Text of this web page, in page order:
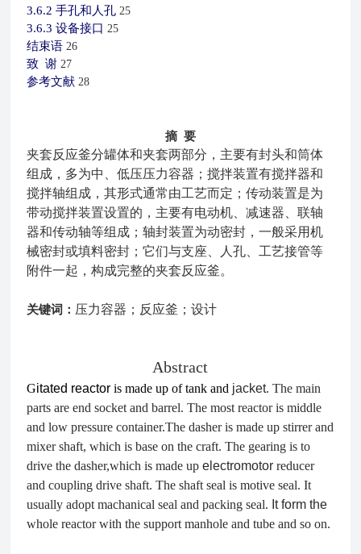
3.6.2 手孔和人孔 25
3.6.3 设备接口 25
结束语 26
致 谢 27
参考文献 28
摘 要
夹套反应釜分罐体和夹套两部分，主要有封头和筒体
组成，多为中、低压压力容器；搅拌装置有搅拌器和
搅拌轴组成，其形式通常由工艺而定；传动装置是为
带动搅拌装置设置的，主要有电动机、减速器、联轴
器和传动轴等组成；轴封装置为动密封，一般采用机
械密封或填料密封；它们与支座、人孔、工艺接管等
附件一起，构成完整的夹套反应釜。
关键词： 压力容器；反应釜；设计
Abstract
Gitated reactor is made up of tank and jacket. The main
parts are end socket and barrel. The most reactor is middle
and low pressure container.The dasher is made up stirrer and
mixer shaft, which is base on the craft. The gearing is to
drive the dasher,which is made upelectromotor reducer
and coupling drive shaft. The shaft seal is motive seal. It
usually adopt machanical seal and packing seal. It form the
whole reactor with the support manhole and tube and so on.